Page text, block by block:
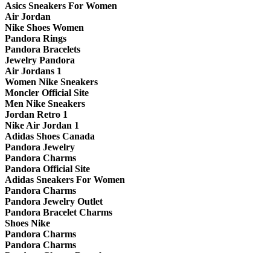
Asics Sneakers For Women
Air Jordan
Nike Shoes Women
Pandora Rings
Pandora Bracelets
Jewelry Pandora
Air Jordans 1
Women Nike Sneakers
Moncler Official Site
Men Nike Sneakers
Jordan Retro 1
Nike Air Jordan 1
Adidas Shoes Canada
Pandora Jewelry
Pandora Charms
Pandora Official Site
Adidas Sneakers For Women
Pandora Charms
Pandora Jewelry Outlet
Pandora Bracelet Charms
Shoes Nike
Pandora Charms
Pandora Charms